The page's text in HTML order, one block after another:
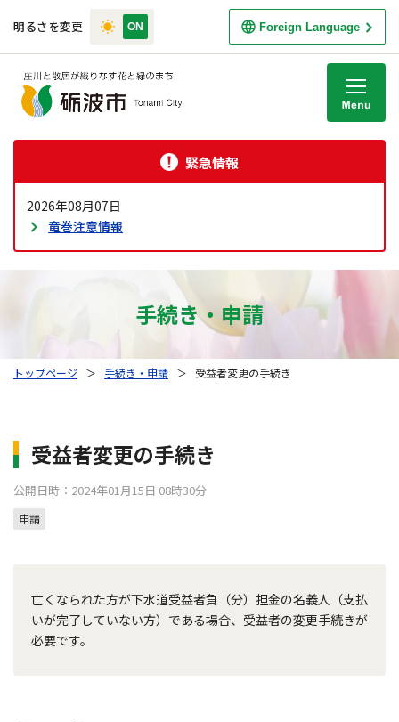
明るさを変更 Foreign Language
緊急情報
2026年08月07日
竜巻注意情報
手続き・申請
トップページ ＞ 手続き・申請 ＞ 受益者変更の手続き
受益者変更の手続き
公開日時：2024年01月15日 08時30分
申請
亡くなられた方が下水道受益者負（分）担金の名義人（支払
いが完了していない方）である場合、受益者の変更手続きが
必要です。